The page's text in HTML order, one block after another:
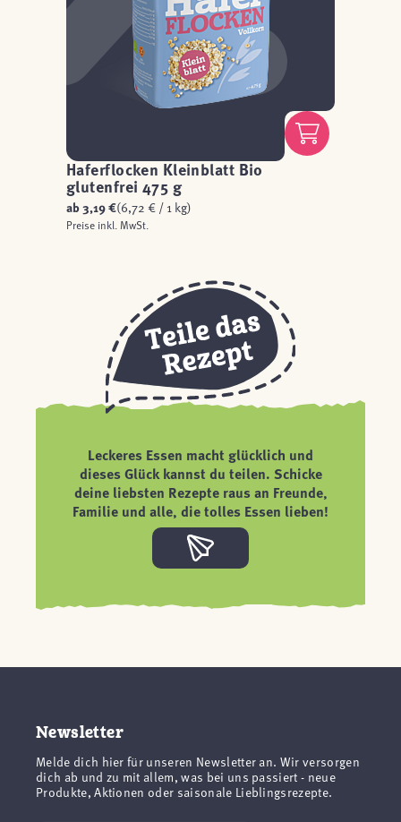
Haferflocken Kleinblatt Bio
glutenfrei 475 g
ab3,19 €(6,72 € / 1 kg)
Preise inkl. MwSt.
Leckeres Essen macht glücklich und
dieses Glück kannst du teilen. Schicke
deine liebsten Rezepte raus an Freunde,
Familie und alle, die tolles Essen lieben!
Newsletter
Melde dich hier für unseren Newsletter an. Wir versorgen
dich ab und zu mit allem, was bei uns passiert - neue
Produkte, Aktionen oder saisonale Lieblingsrezepte.